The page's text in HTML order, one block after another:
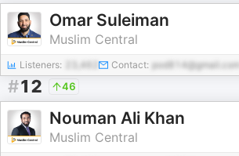
Omar Suleiman
Muslim Central
Listeners: 23,462 Contact: pod814@gmail.com
#12 46
Nouman Ali Khan
Muslim Central